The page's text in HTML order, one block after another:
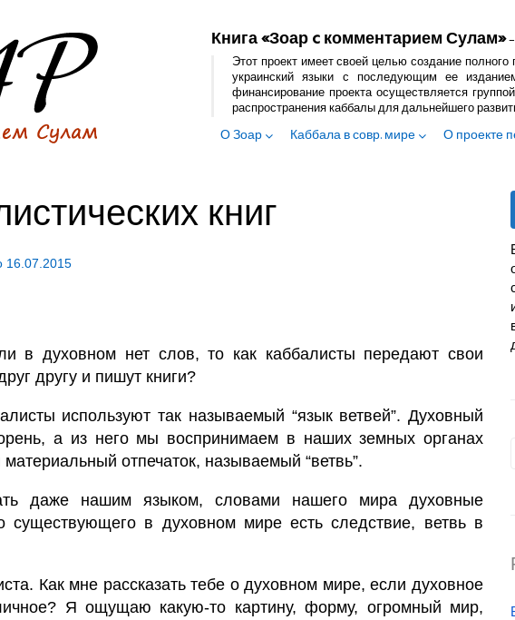
Книга «Зоар c комментарием Сулам»
Этот проект имеет своей целью создание
украинский языки с последующим ее
финансирование проекта осуществляется
распространения каббалы для дальнейшего
О Зоар Каббала в совр. мире О проекте
книг
16.07.2015
в духовном нет слов, то как каббалисты передают свои
другу и пишут книги?
используют так называемый “язык ветвей”. Духовный
а из него мы воспринимаем в наших земных органах
материальный отпечаток, называемый “ветвь”.
даже нашим языком, словами нашего мира духовные
существующего в духовном мире есть следствие, ветвь в
Как мне рассказать тебе о духовном мире, если духовное
Я ощущаю какую-то картину, форму, огромный мир,